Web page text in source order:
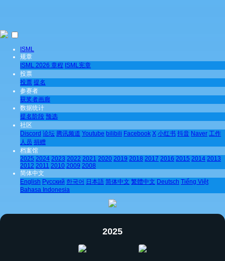
ISML
规章
ISML 2026 章程 ISML宪章
投票
投票 提名
参赛者
获奖者画廊
数据统计
提名阶段 预选
社区
Discord 论坛 腾讯频道 Youtube bilibili Facebook X 小红书 抖音 Naver 工作
人员 捐赠
档案馆
2025 2024 2023 2022 2021 2020 2019 2018 2017 2016 2015 2014 2013
2012 2011 2010 2009 2008
简体中文
English Pусский 한국어 日本語 简体中文 繁體中文 Deutsch Tiếng Việt
Bahasa Indonesia
2025